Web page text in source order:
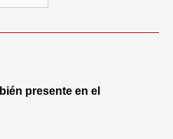
presente en el